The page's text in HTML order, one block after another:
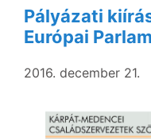
Pályázati
Európai
2016. december 21.